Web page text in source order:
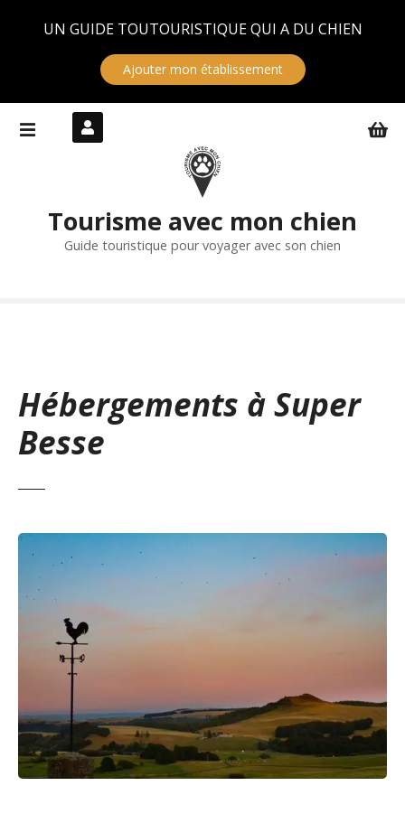
UN GUIDE TOUTOURISTIQUE QUI A DU CHIEN
Ajouter mon établissement
Tourisme avec mon chien
Guide touristique pour voyager avec son chien
Hébergements à Super
Besse